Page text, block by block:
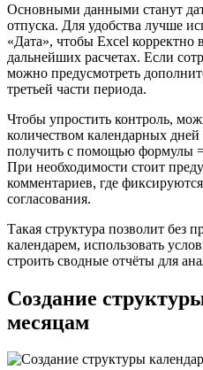
Основными данными станут
отпуска. Для удобства лучше
«Дата», чтобы Excel корректно
дальнейших расчетах. Если
можно предусмотреть
третьей части периода.
Чтобы упростить контроль,
количеством календарных дней
получить с помощью
При необходимости стоит
комментариев, где
согласования.
Такая структура позволит без
календарем, использовать
строить сводные отчёты для
Создание
месяцам